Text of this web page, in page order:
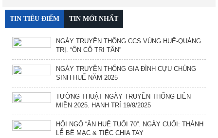
TIN TIÊU ĐIỂM TIN MỚI NHẤT
NGÀY TRUYỀN THỐNG CCS VÙNG HUẾ-QUẢNG
TRỊ. “ÔN CỐ TRI TÂN”
NGÀY TRUYỀN THỐNG GIA ĐÌNH CỰU CHỦNG
SINH HUẾ NĂM 2025
TƯỜNG THUẬT NGÀY TRUYỀN THỐNG LIÊN
MIỀN 2025. HẠNH TRÍ 19/9/2025
HỘI NGỘ “ÂN HUỆ TUỔI 70”. NGÀY CUỐI: THÁNH
LỄ BẾ MẠC & TIỆC CHIA TAY